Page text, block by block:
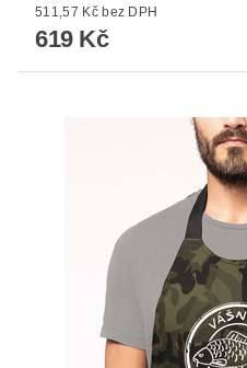
511,57 Kč bez DPH
619 Kč